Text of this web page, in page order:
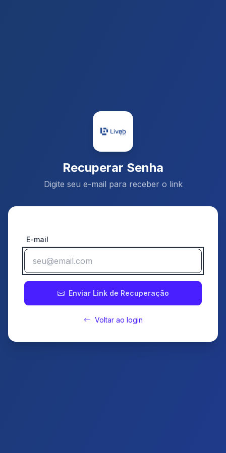
Recuperar Senha
Digite seu e-mail para receber o link
E-mail
Enviar Link de Recuperação
Voltar ao login